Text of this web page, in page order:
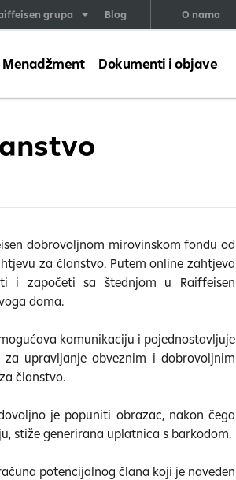
O nama
grupa Blog
Menadžment Dokumenti i objave
dobrovoljnom mirovinskom fondu od
za članstvo. Putem online zahtjeva
i započeti sa štednjom u Raiffeisen
doma.
komunikaciju i pojednostavljuje
upravljanje obveznim i dobrovoljnim
članstvo.
je popuniti obrazac, nakon čega
stiže generirana uplatnica s barkodom.
potencijalnog člana koji je naveden